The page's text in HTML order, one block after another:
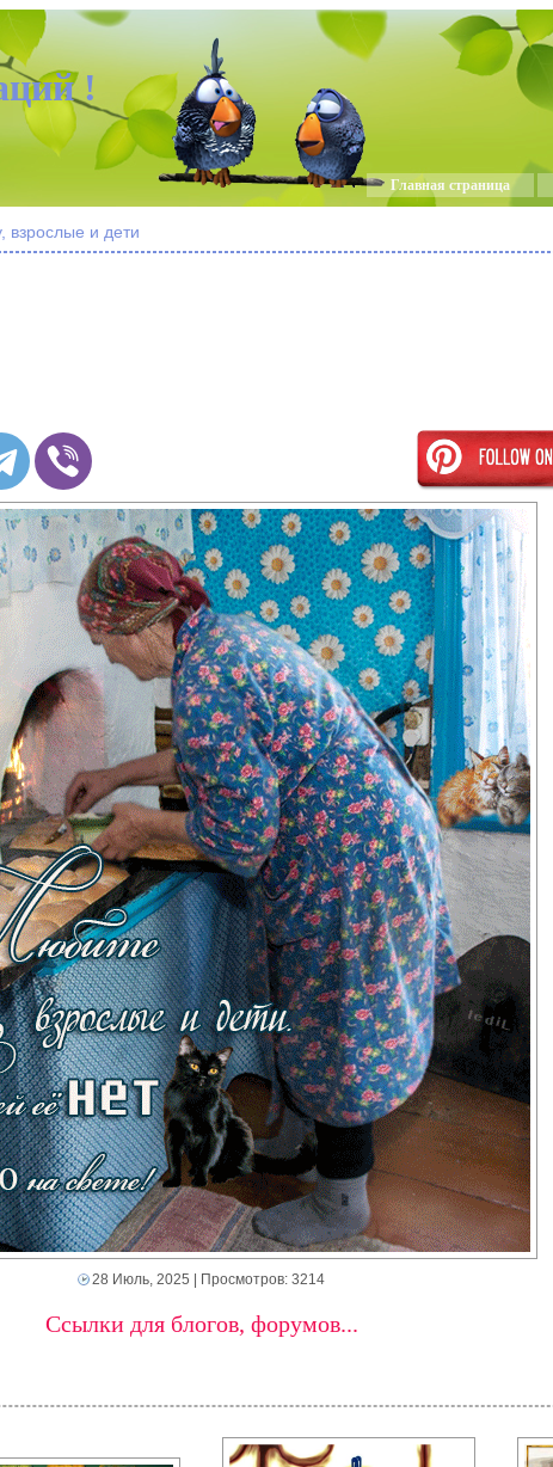
!
Главная страница
взрослые и дети
28 Июль, 2025 | Просмотров: 3214
Ссылки для блогов, форумов...